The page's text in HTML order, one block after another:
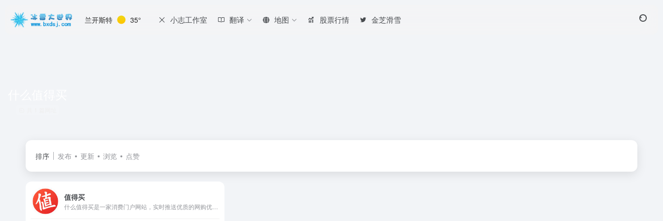
兰开斯特 35° 小志工作室 翻译 地图 股票行情 金芝滑雪
排序 发布 更新 浏览 点赞
值得买